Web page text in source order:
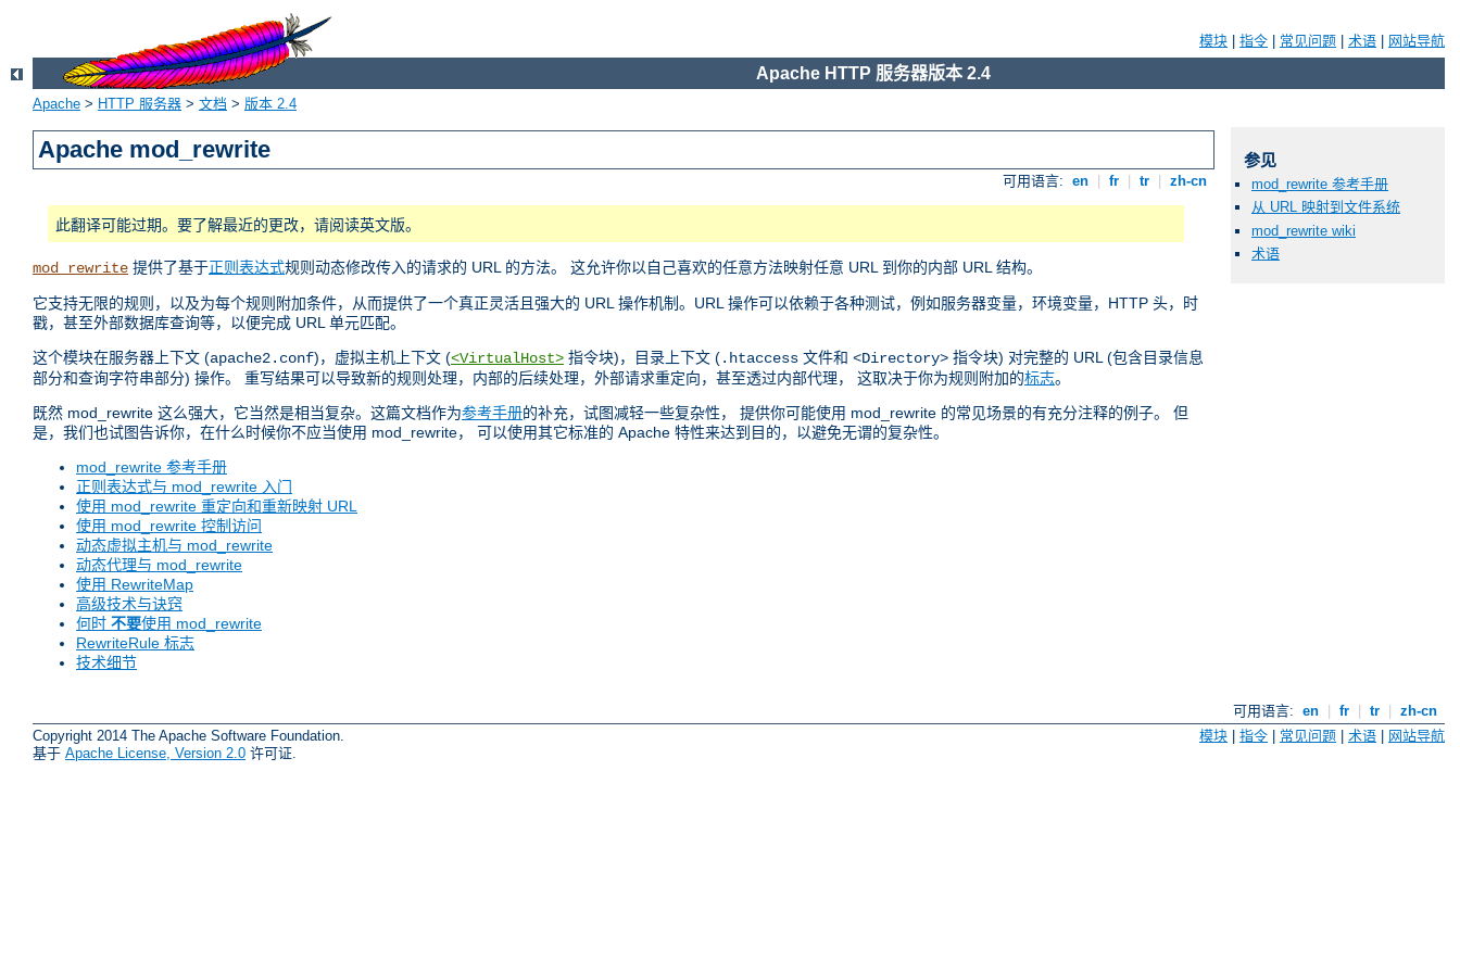
模块 指令 常见问题 术语 网站导航
Apache HTTP 服务器版本 2.4
Apache > HTTP 服务器 > 文档 > 版本 2.4
Apache mod_rewrite
可用语言: en fr tr zh-cn
此翻译可能过期。要了解最近的更改，请阅读英文版。
mod_rewrite 提供了基于正则表达式规则动态修改传入的请求的 URL 的方法。 这允许你以自己喜欢的任意方法映射任意 URL 到你的内部 URL 结构。
它支持无限的规则，以及为每个规则附加条件，从而提供了一个真正灵活且强大的 URL 操作机制。URL 操作可以依赖于各种测试，例如服务器变量，环境变量，HTTP 头，时
戳，甚至外部数据库查询等，以便完成 URL 单元匹配。
这个模块在服务器上下文 (apache2.conf)，虚拟主机上下文 (<VirtualHost> 指令块)，目录上下文 (.htaccess 文件和 <Directory> 指令块) 对完整的 URL (包含目录信息
部分和查询字符串部分) 操作。 重写结果可以导致新的规则处理，内部的后续处理，外部请求重定向，甚至透过内部代理， 这取决于你为规则附加的标志。
既然 mod_rewrite 这么强大，它当然是相当复杂。这篇文档作为参考手册的补充，试图减轻一些复杂性， 提供你可能使用 mod_rewrite 的常见场景的有充分注释的例子。 但
是，我们也试图告诉你，在什么时候你不应当使用 mod_rewrite， 可以使用其它标准的 Apache 特性来达到目的，以避免无谓的复杂性。
mod_rewrite 参考手册
正则表达式与 mod_rewrite 入门
使用 mod_rewrite 重定向和重新映射 URL
使用 mod_rewrite 控制访问
动态虚拟主机与 mod_rewrite
动态代理与 mod_rewrite
使用 RewriteMap
高级技术与诀窍
何时 不要使用 mod_rewrite
RewriteRule 标志
技术细节
参见
mod_rewrite 参考手册
从 URL 映射到文件系统
mod_rewrite wiki
术语
可用语言: en fr tr
zh-cn
Copyright 2014 The Apache Software Foundation.
基于 Apache License, Version 2.0 许可证.
模块 | 指令 | 常见问题 | 术语 | 网站导航